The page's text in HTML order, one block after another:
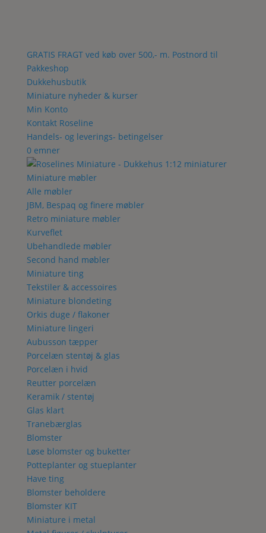
GRATIS FRAGT ved køb over 500,- m. Postnord til
Pakkeshop
Dukkehusbutik
Miniature nyheder & kurser
Min Konto
Kontakt Roseline
Handels- og leverings- betingelser
0 emner
Miniature møbler
Alle møbler
JBM, Bespaq og finere møbler
Retro miniature møbler
Kurveflet
Ubehandlede møbler
Second hand møbler
Miniature ting
Tekstiler & accessoires
Miniature blondeting
Orkis duge / flakoner
Miniature lingeri
Aubusson tæpper
Porcelæn stentøj & glas
Porcelæn i hvid
Reutter porcelæn
Keramik / stentøj
Glas klart
Tranebærglas
Blomster
Løse blomster og buketter
Potteplanter og stueplanter
Have ting
Blomster beholdere
Blomster KIT
Miniature i metal